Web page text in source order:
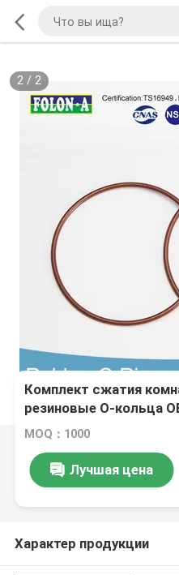
2/ 2
Комплект сжатия
резиновые O-кольца
Твердость 30A 45A
MOQ：1000
Лучшая цена
Характер продукции